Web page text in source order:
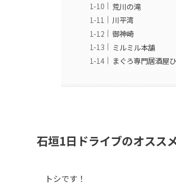
荒川の滝
川平湾
御神崎
ミルミル本舗
まぐろ専門居酒屋
石垣1日ドライブのオスス
トシです！